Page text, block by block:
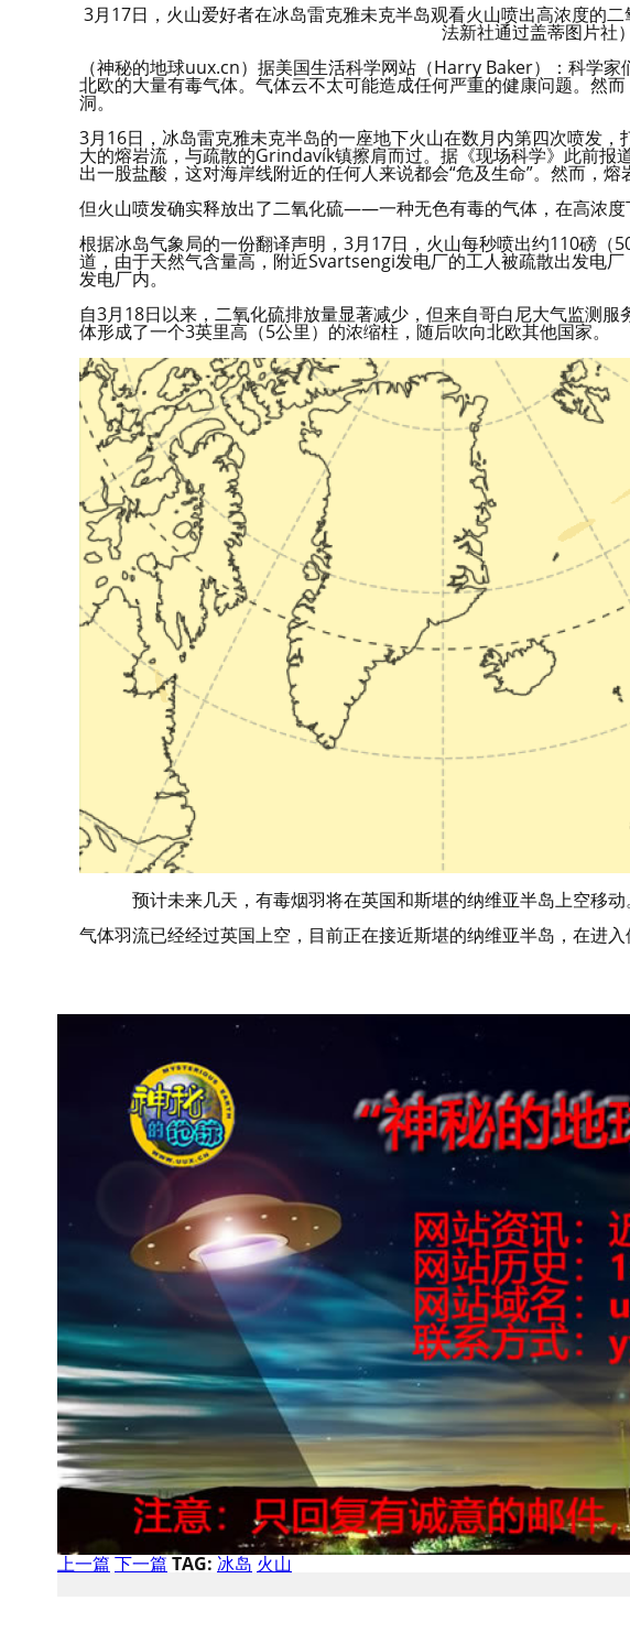
3月17日，火山爱好者在冰岛雷克雅未克半岛观看火山喷出高浓度的
法新社通过盖蒂图片社
（神秘的地球uux.cn）据美国生活科学网站（Harry Baker）：科学
北欧的大量有毒气体。气体云不太可能造成任何严重的健康问题。然
洞。
3月16日，冰岛雷克雅未克半岛的一座地下火山在数月内第四次喷发
大的熔岩流，与疏散的Grindavík镇擦肩而过。据《现场科学》此前报
出一股盐酸，这对海岸线附近的任何人来说都会“危及生命”。然而，熔
但火山喷发确实释放出了二氧化硫——一种无色有毒的气体，在高浓度
根据冰岛气象局的一份翻译声明，3月17日，火山每秒喷出约110磅（
道，由于天然气含量高，附近Svartsengi发电厂的工人被疏散出发电
发电厂内。
自3月18日以来，二氧化硫排放量显著减少，但来自哥白尼大气监测
体形成了一个3英里高（5公里）的浓缩柱，随后吹向北欧其他国家。
预计未来几天，有毒烟羽将在英国和斯堪的纳维亚半岛上空移动
气体羽流已经经过英国上空，目前正在接近斯堪的纳维亚半岛，在进入
上一篇 下一篇 TAG: 冰岛 火山